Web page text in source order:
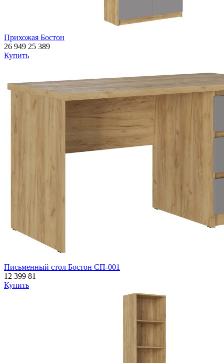
Прихожая Бостон
26 949 25 389
Купить
Письменный стол Бостон СП-001
12 399 81
Купить